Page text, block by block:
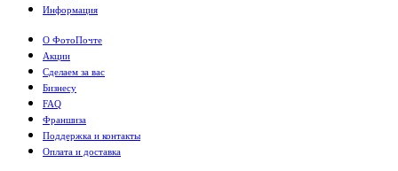
Информация
О ФотоПочте
Акции
Сделаем за вас
Бизнесу
FAQ
Франшиза
Поддержка и контакты
Оплата и доставка